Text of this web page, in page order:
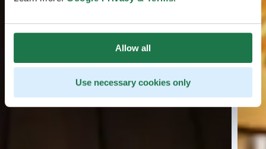
Allow all
Use necessary cookies only